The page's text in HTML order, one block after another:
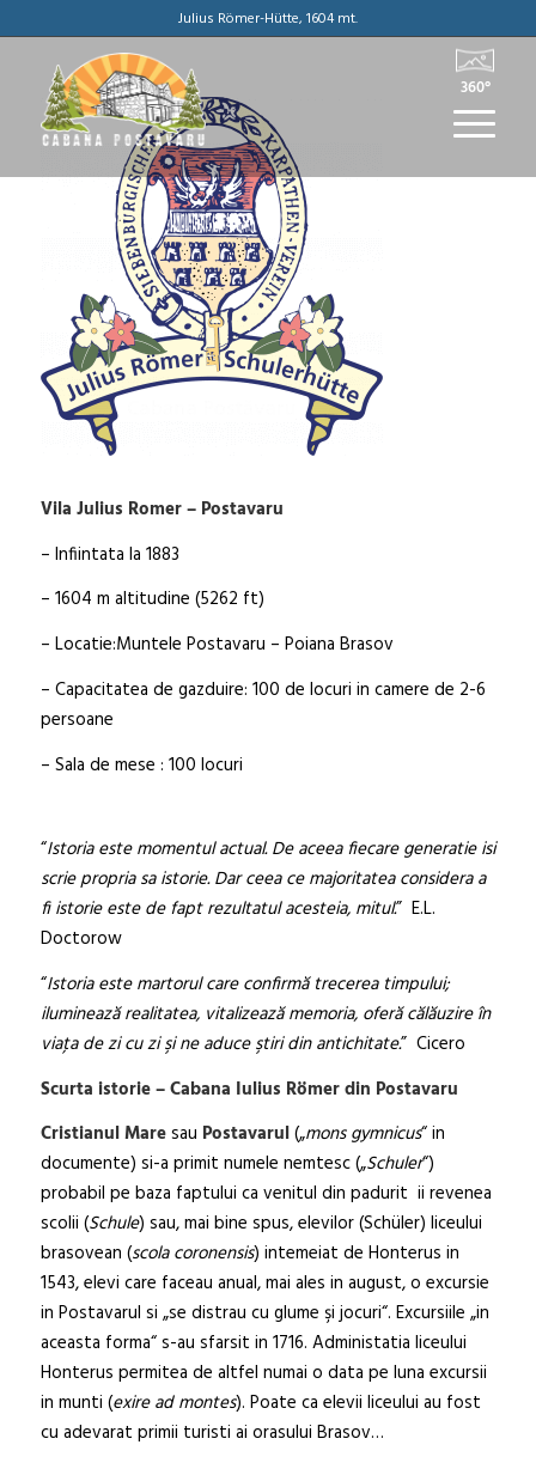
Julius Römer-Hütte, 1604 mt.
360°
Vila Julius Romer – Postavaru
– Infiintata la 1883
– 1604 m altitudine (5262 ft)
– Locatie:Muntele Postavaru – Poiana Brasov
– Capacitatea de gazduire: 100 de locuri in camere de 2-6
persoane
– Sala de mese : 100 locuri
“Istoria este momentul actual. De aceea fiecare generatie isi
scrie propria sa istorie. Dar ceea ce majoritatea considera a
fi istorie este de fapt rezultatul acesteia, mitul.” E.L.
Doctorow
“Istoria este martorul care confirmă trecerea timpului;
iluminează realitatea, vitalizează memoria, oferă călăuzire în
viaţa de zi cu zi şi ne aduce ştiri din antichitate.” Cicero
Scurta istorie – Cabana Iulius Römer din Postavaru
Cristianul Maresau Postavarul(„mons gymnicus“ in
documente) si-a primit numele nemtesc („Schuler“)
probabil pe baza faptului ca venitul din padurit ii revenea
scolii (Schule) sau, mai bine spus, elevilor (Schüler) liceului
brasovean (scola coronensis) intemeiat de Honterus in
1543, elevi care faceau anual, mai ales in august, o excursie
in Postavarul si „se distrau cu glume şi jocuri“. Excursiile „in
aceasta forma“ s-au sfarsit in 1716. Administatia liceului
Honterus permitea de altfel numai o data pe luna excursii
in munti (exire ad montes). Poate ca elevii liceului au fost
cu adevarat primii turisti ai orasului Brasov…